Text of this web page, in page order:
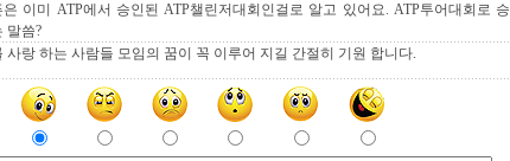
은 이미 ATP에서 승인된 ATP챌린저대회인걸로 알고 있어요. ATP투어대회로 승
말씀?
사랑 하는 사람들 모임의 꿈이 꼭 이루어 지길 간절히 기원 합니다.